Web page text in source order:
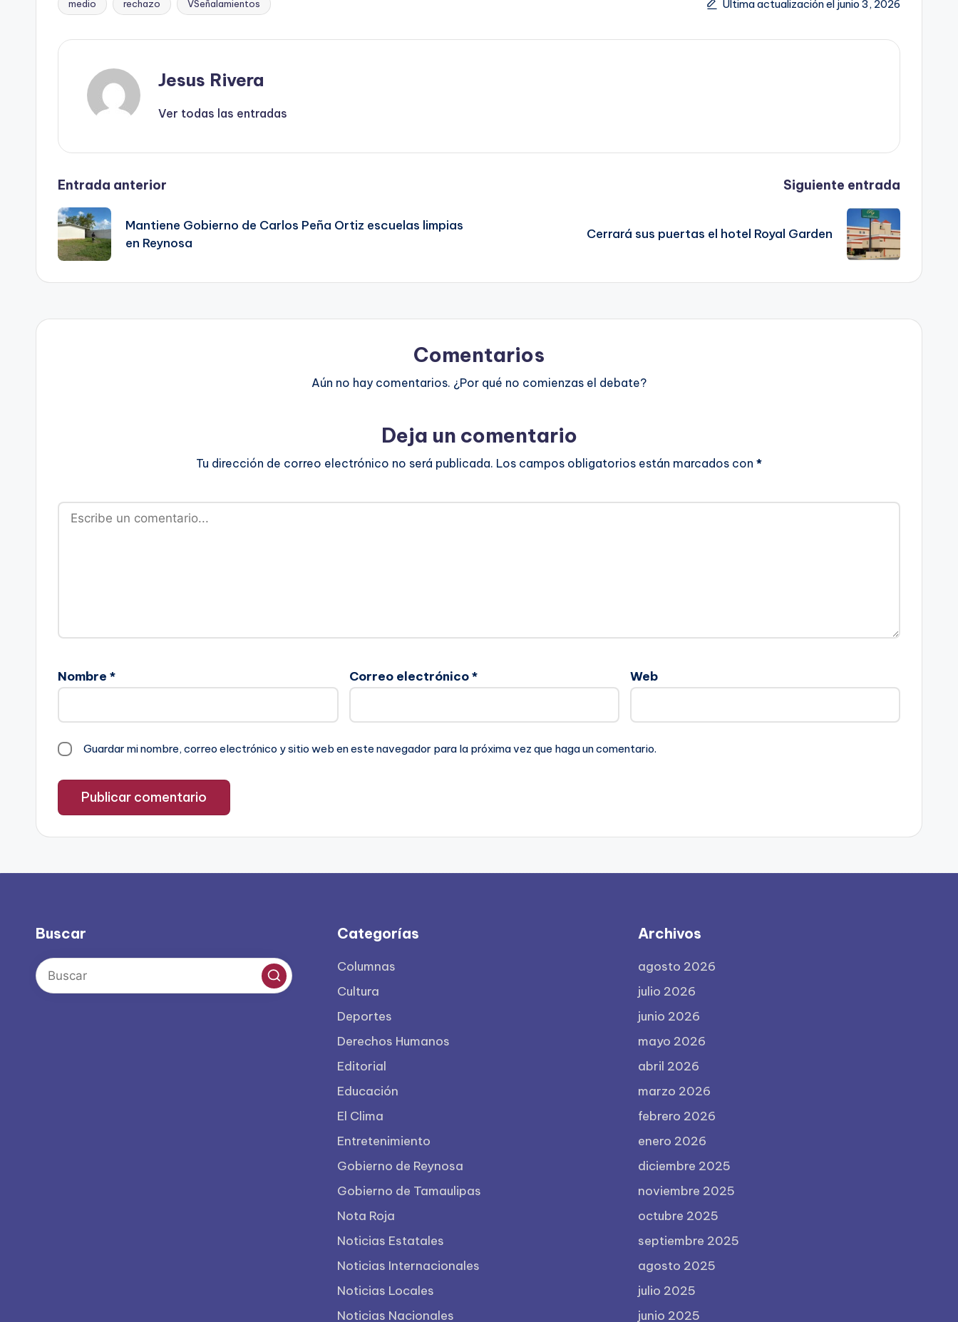
Etiquetas:
medio rechazo VSeñalamientos Última actualización el junio 3, 2026
Jesus Rivera
Ver todas las entradas
Navegación
de
entradas
Entrada anterior
Mantiene Gobierno de Carlos Peña Ortiz escuelas limpias
en Reynosa
Siguiente entrada
Cerrará sus puertas el hotel Royal Garden
Comentarios
Aún no hay comentarios. ¿Por qué no comienzas el debate?
Deja un comentario
Tu dirección de correo electrónico no será publicada. Los campos obligatorios están marcados con *
Nombre * Correo electrónico* Web
Guardar mi nombre, correo electrónico y sitio web en este navegador para la próxima vez que haga un comentario.
Buscar Categorías
Columnas
Cultura
Deportes
Derechos Humanos
Editorial
Educación
El Clima
Entretenimiento
Gobierno de Reynosa
Gobierno de Tamaulipas
Nota Roja
Noticias Estatales
Noticias Internacionales
Noticias Locales
Noticias Nacionales
Archivos
agosto 2026
julio 2026
junio 2026
mayo 2026
abril 2026
marzo 2026
febrero 2026
enero 2026
diciembre 2025
noviembre 2025
octubre 2025
septiembre 2025
agosto 2025
julio 2025
junio 2025